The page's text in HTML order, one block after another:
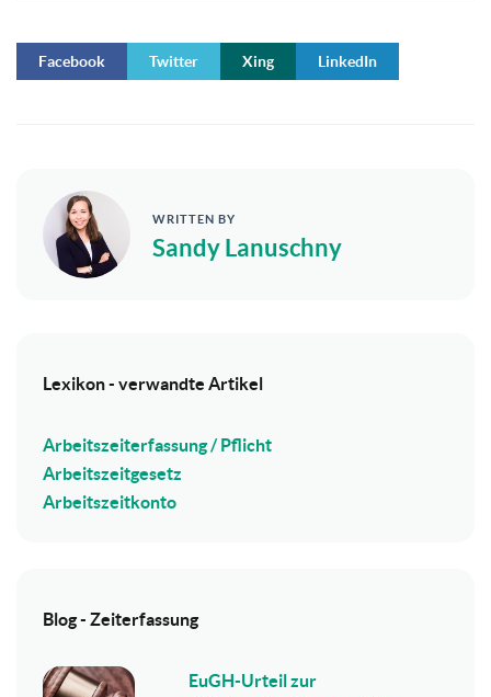
Facebook Twitter Xing LinkedIn
WRITTEN BY
Sandy Lanuschny
Lexikon - verwandte Artikel
Arbeitszeiterfassung / Pflicht
Arbeitszeitgesetz
Arbeitszeitkonto
Blog - Zeiterfassung
EuGH-Urteil zur